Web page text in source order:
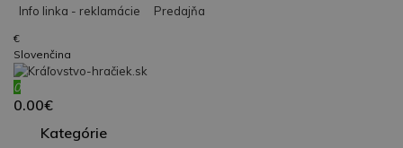
Info linka - reklamácie Predajňa
€
Slovenčina
0
0.00€
Kategórie